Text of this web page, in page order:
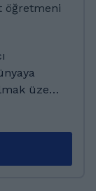
öğretmeni
üzere